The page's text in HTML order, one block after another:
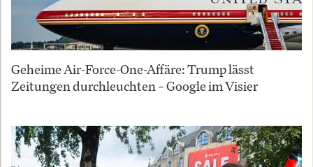
Geheime Air-Force-One-Affäre: Trump lässt
Zeitungen durchleuchten – Google im Visier